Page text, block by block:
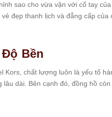
sao cho vừa vặn với cổ tay
đẹp thanh lịch và đẳng cấp của
Bền
Kors, chất lượng luôn là yếu tố
lâu dài. Bên cạnh đó, đồng hồ